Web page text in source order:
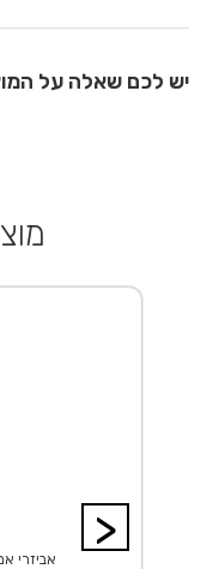
יש לכם שאלה על
>
אביזרי